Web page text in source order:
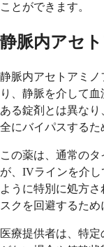
ことができます。
静脈内アセ
静脈内アセトアミ
り、静脈を介して
ある錠剤とは異な
全にバイパスするた
この薬は、通常の
が、IVラインを介
ように特別に処方
スクを回避するため
医療提供者は、特